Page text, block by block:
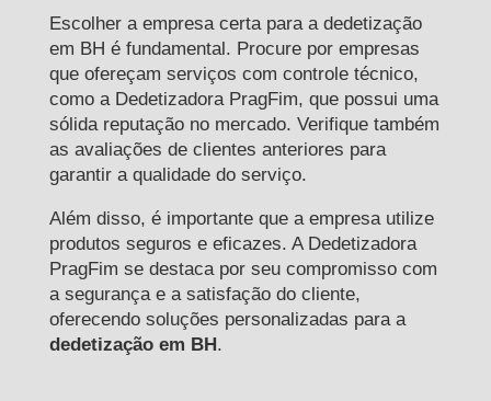
Escolher a empresa certa para a dedetização
em BH é fundamental. Procure por empresas
que ofereçam serviços com controle técnico,
como a Dedetizadora PragFim, que possui uma
sólida reputação no mercado. Verifique também
as avaliações de clientes anteriores para
garantir a qualidade do serviço.
Além disso, é importante que a empresa utilize
produtos seguros e eficazes. A Dedetizadora
PragFim se destaca por seu compromisso com
a segurança e a satisfação do cliente,
oferecendo soluções personalizadas para a
dedetização em BH.